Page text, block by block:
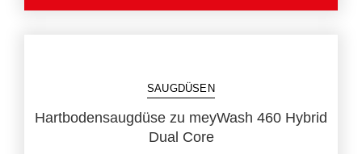
SAUGDÜSEN
Hartbodensaugdüse zu meyWash 460 Hybrid
Dual Core